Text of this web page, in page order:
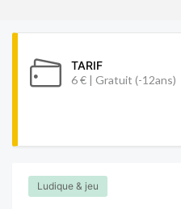
TARIF
6 € | Gratuit (-12ans)
Ludique & jeu